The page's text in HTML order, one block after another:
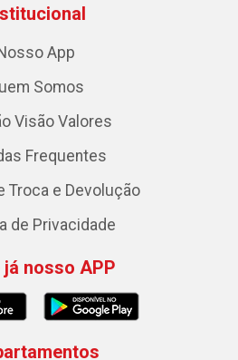
App
Somos
Visão Valores
Frequentes
Troca e Devolução
de Privacidade
já nosso APP